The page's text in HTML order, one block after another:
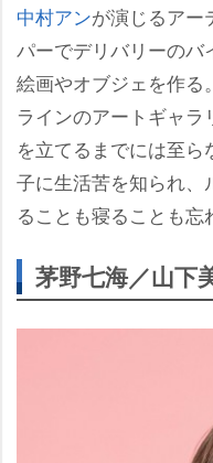
中村アンが演じるアー
パーでデリバリーの
絵画やオブジェを作る
ラインのアートギャ
を立てるまでには至
子に生活苦を知られ
ることも寝ることも忘
茅野七海／山下